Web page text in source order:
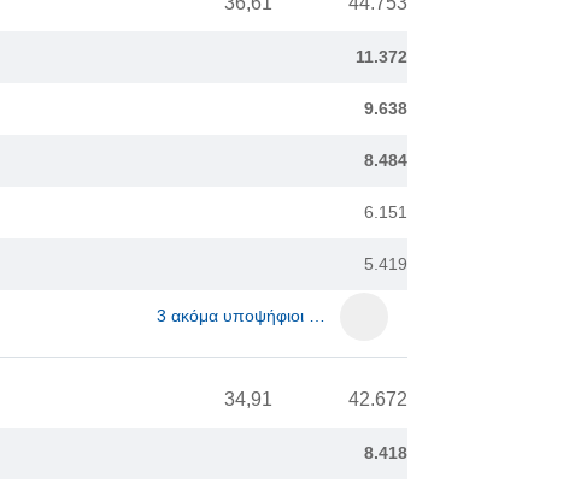
11.372
9.638
8.484
6.151
5.419
3 ακόμα υποψήφιοι …
34,91 42.672
8.418